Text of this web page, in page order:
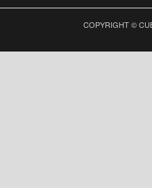
COPYRIGHT ©